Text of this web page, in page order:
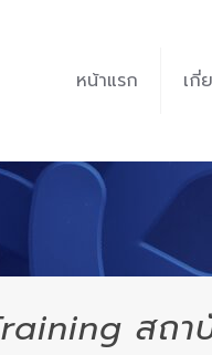
หน้าแรก เกี่
สถา